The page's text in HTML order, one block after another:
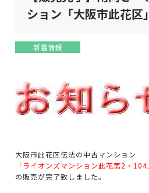
ション「大阪市此花区」
新着情報
大阪市此花区伝法の中古マンション
「ライオンズマンション此花第2・104
の販売が完了致しました。